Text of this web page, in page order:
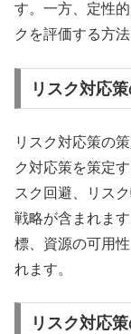
す。一方、定性
クを評価する方法
リスク対応
リスク対応策の
ク対応策を策定
スク回避、リス
戦略が含まれま
標、資源の可用
れます。
リスク対応